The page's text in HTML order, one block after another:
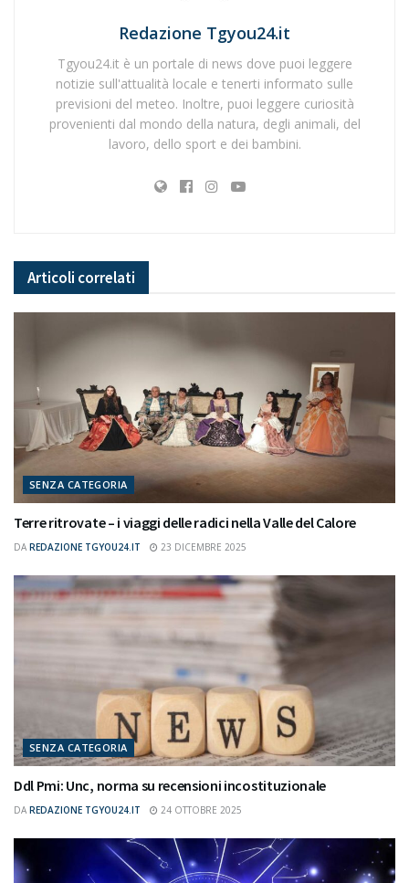
Redazione Tgyou24.it
Tgyou24.it è un portale di news dove puoi leggere
notizie sull'attualità locale e tenerti informato sulle
previsioni del meteo. Inoltre, puoi leggere curiosità
provenienti dal mondo della natura, degli animali, del
lavoro, dello sport e dei bambini.
Articoli correlati
SENZA CATEGORIA
Terre ritrovate – i viaggi delle radici nella Valle del Calore
DA REDAZIONE TGYOU24.IT 23 DICEMBRE 2025
SENZA CATEGORIA
Ddl Pmi: Unc, norma su recensioni incostituzionale
DA REDAZIONE TGYOU24.IT 24 OTTOBRE 2025